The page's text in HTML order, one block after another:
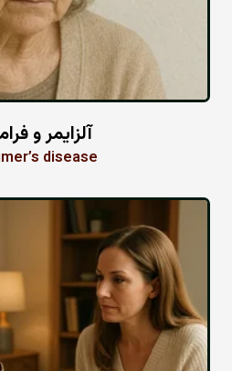
آلزایمر و
disease